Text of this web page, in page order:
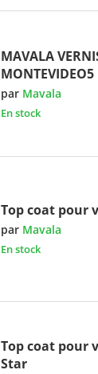
MAVALA
MONTEVIDEO5
par Mavala
En stock
Top coat pour
par Mavala
En stock
Top coat pour
Star